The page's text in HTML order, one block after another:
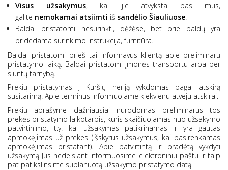
Visus
užsakymus, kai jie atvyksta pas mus,
galite nemokamai atsiimti iš sandėlio Šiauliuose.
Baldai pristatomi nesurinkti, dėžėse, bet prie baldų yra
pridedama surinkimo instrukcija, furnitūra.
Baldai pristatomi prieš tai informavus klientą apie preliminarų
pristatymo laiką. Baldai pristatomi įmonės transportu arba per
siuntų tarnybą.
Prekių pristatymas į Kuršių neriją vykdomas pagal atskirą
susitarimą. Apie terminus informuojame kiekvienu atveju atskirai.
Prekių aprašyme dažniausiai nurodomas preliminarus tos
prekės pristatymo laikotarpis, kuris skaičiuojamas nuo užsakymo
patvirtinimo, t.y. kai užsakymas patikrinamas ir yra gautas
apmokėjimas už prekes (išskyrus užsakymus, kai pasirenkamas
apmokėjimas pristatant). Apie patvirtintą ir pradėtą vykdyti
užsakymą Jus nedelsiant informuosime elektroniniu paštu ir taip
pat patikslinsime suplanuotą užsakymo pristatymo datą.